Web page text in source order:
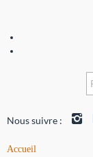
Nous suivre :
Accueil